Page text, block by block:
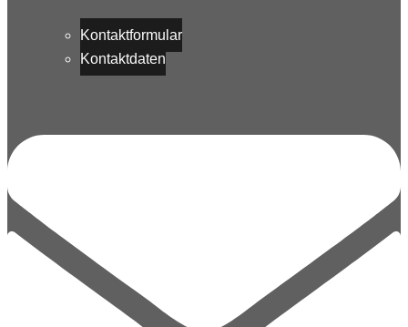
Kontaktformular
Kontaktdaten